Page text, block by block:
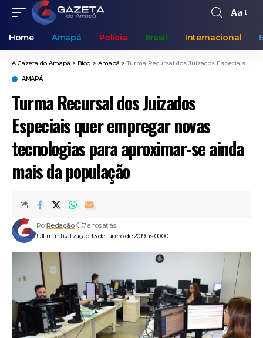
Aa
Home Amapá Polícia Brasil Internacional
A Gazeta do Amapá > Blog > Amapá >Turma Recursal dos Juizados Especiais quer empregar novas tecnologias para aproximar-se ainda mais da população
AMAPÁ
Turma Recursal dos Juizados
Especiais quer empregar novas
tecnologias para aproximar-se ainda
mais da população
Ultima atualização: 13 de junho de 2019 às 00:00
PorRedação 7 anos atrás